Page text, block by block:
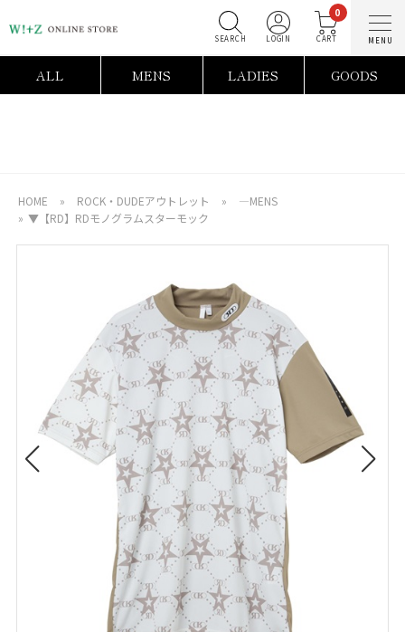
0
ALL MENS LADIES GOODS
HOME » ROCK・DUDEアウトレット »
―MENS
» ▼【RD】RDモノグラムスターモック